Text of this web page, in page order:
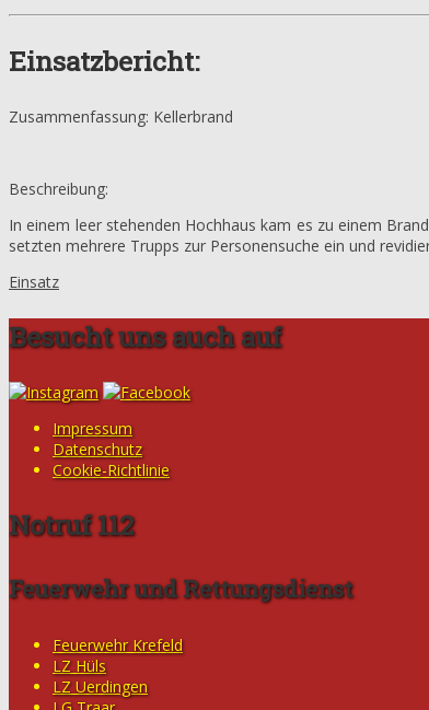
Einsatzbericht:
Zusammenfassung: Kellerbrand
Beschreibung:
In einem leer stehenden Hochhaus kam es zu einem
setzten mehrere Trupps zur Personensuche ein und
Einsatz
Besucht uns auch auf
Impressum
Datenschutz
Cookie-Richtlinie
Notruf 112
Feuerwehr und Rettungsdienst
Feuerwehr Krefeld
LZ Hüls
LZ Uerdingen